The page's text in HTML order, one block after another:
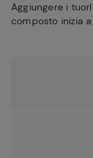
Aggiungere i
composto inizia